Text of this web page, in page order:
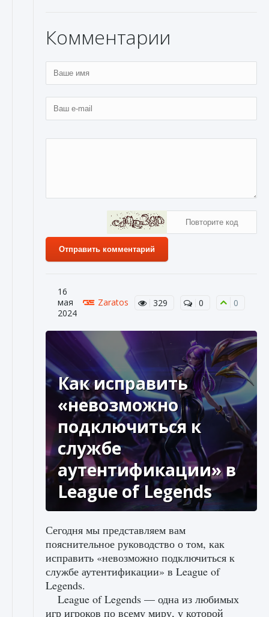
Комментарии
Отправить комментарий
16
мая
2024
Zaratos 329 0 0
Как исправить
«невозможно
подключиться к
службе
аутентификации» в
League of Legends
Сегодня мы представляем вам
пояснительное руководство о том, как
исправить «невозможно подключиться к
службе аутентификации» в League of
Legends.
League of Legends — одна из любимых
игр игроков по всему миру, у которой